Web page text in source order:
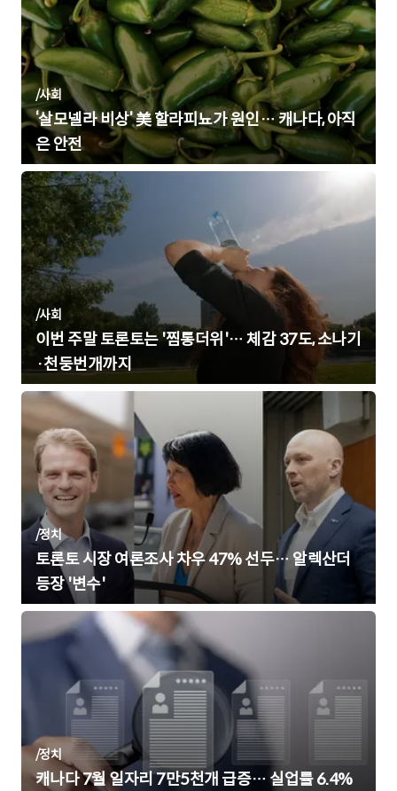
/사회
‘살모넬라 비상’ 美 할라피뇨가 원인… 캐나다, 아직
은 안전
/사회
이번 주말 토론토는 '찜통더위'… 체감 37도, 소나기
·천둥번개까지
/정치
토론토 시장 여론조사 차우 47% 선두… 알렉산더
등장 '변수'
/정치
캐나다 7월 일자리 7만5천개 급증… 실업률 6.4%